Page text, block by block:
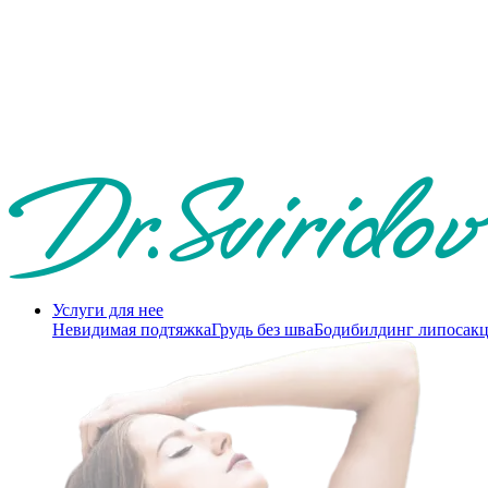
Услуги для нее
Невидимая подтяжкаГрудь без шваБодибилдинг